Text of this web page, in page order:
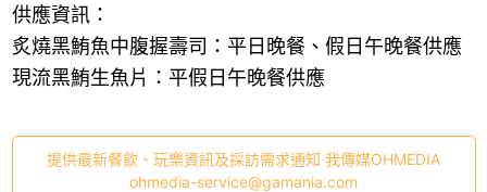
供應資訊：
炙燒黑鮪魚中腹握壽司：平日晚餐、假日午晚餐供應
現流黑鮪生魚片：平假日午晚餐供應
提供最新餐飲、玩樂資訊及採訪需求通知 我傳媒OHMEDIA
ohmedia-service@gamania.com